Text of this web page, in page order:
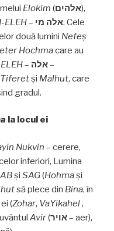
Elokim (אלהים),
ELEH– אלה מי. Cele
două lumini Nefeş
Hochmacare au
ELEH– אלה–
Tiferetși Malhut, care
gradul.
la locul ei
Nukvin – cerere,
inferiori, Lumina
ABși SAG(Hohmași
să plece din Bina, în
(Zohar, VaYikahel,
Avir(אויר– aer),